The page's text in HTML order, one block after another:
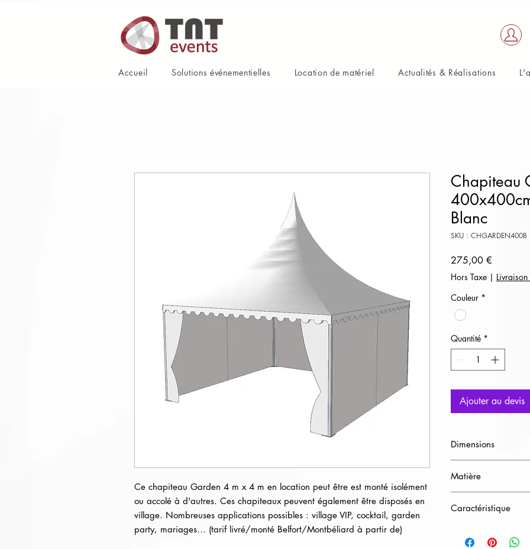
Ce chapiteau Garden 4 m x 4 m en location peut être est monté isolément
ou accolé à d'autres. Ces chapiteaux peuvent également être disposés en
village. Nombreuses applications possibles : village VIP, cocktail, garden
party, mariages… (tarif livré/monté Belfort/Montbéliard à partir de)
Chapiteau
Blanc
SKU : CHGARDEN400B
275,00 €
Hors Taxe |
Couleur *
Quantité *
Ajouter au devis
Dimensions
Matière
Caractéristique
kit sécurité)- Outdoor -
Accueil Solutions événementielles Location de matériel Actualités & Réalisations